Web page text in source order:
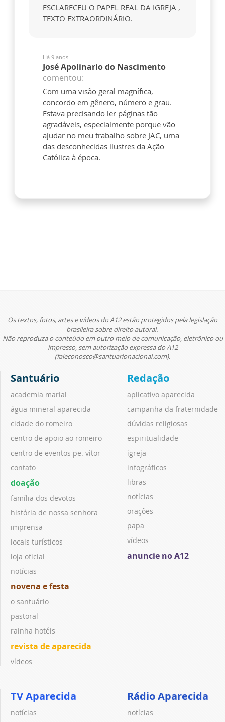
ESCLARECEU O PAPEL REAL DA IGREJA ,
TEXTO EXTRAORDINÁRIO.
Há 9 anos
José Apolinario do Nascimento
comentou:
Com uma visão geral magnífica,
concordo em gênero, número e grau.
Estava precisando ler páginas tão
agradáveis, especialmente porque vão
ajudar no meu trabalho sobre JAC, uma
das desconhecidas ilustres da Ação
Católica à época.
Os textos, fotos, artes e vídeos do A12 estão protegidos pela legislação
brasileira sobre direito autoral.
Não reproduza o conteúdo em outro meio de comunicação, eletrônico ou
impresso, sem autorização expressa do A12
(faleconosco@santuarionacional.com).
Santuário
academia marial
água mineral aparecida
cidade do romeiro
centro de apoio ao romeiro
centro de eventos pe. vitor
contato
doação
família dos devotos
história de nossa senhora
imprensa
locais turísticos
loja oficial
notícias
novena e festa
o santuário
pastoral
rainha hotéis
revista de aparecida
vídeos
Redação
aplicativo aparecida
campanha da fraternidade
dúvidas religiosas
espiritualidade
igreja
infográficos
libras
notícias
orações
papa
vídeos
anuncie no A12
TV Aparecida
notícias
Rádio Aparecida
notícias